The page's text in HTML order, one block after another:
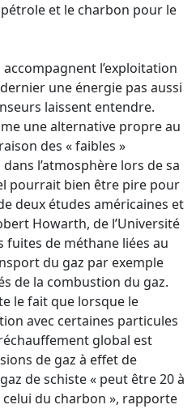
et le charbon pour le
l’exploitation
une énergie pas aussi
laissent entendre.
une alternative propre au
des « faibles »
l’atmosphère lors de sa
pourrait bien être pire pour
deux études américaines et
Howarth, de l’Université
fuites de méthane liées au
du gaz par exemple
de la combustion du gaz.
le fait que lorsque le
avec certaines particules
global est
de gaz à effet de
de schiste « peut être 20 à
du charbon », rapporte